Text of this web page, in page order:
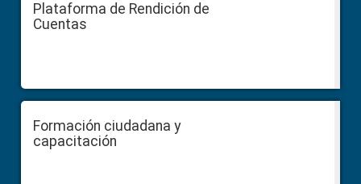
Plataforma de Rendición de
Cuentas
Formación ciudadana y
capacitación